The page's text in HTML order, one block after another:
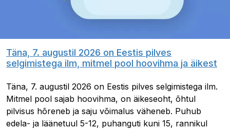
Täna, 7. augustil 2026 on Eestis pilves
selgimistega ilm, mitmel pool hoovihma ja äikest
Täna, 7. augustil 2026 on Eestis pilves selgimistega ilm.
Mitmel pool sajab hoovihma, on äikeseoht, õhtul
pilvisus hõreneb ja saju võimalus väheneb. Puhub
edela- ja läänetuul 5-12, puhanguti kuni 15, rannikul